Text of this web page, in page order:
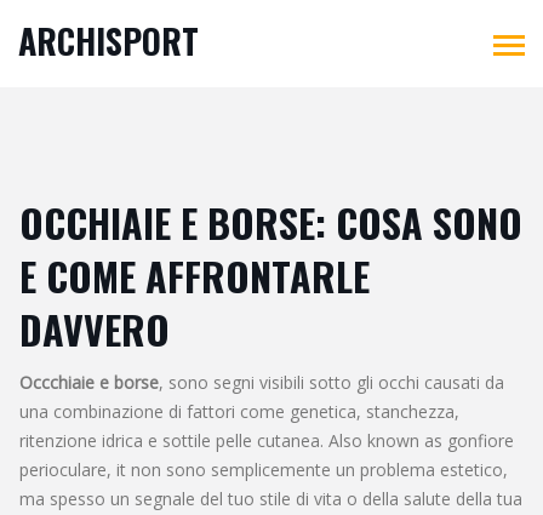
ARCHISPORT
OCCHIAIE E BORSE: COSA SONO
E COME AFFRONTARLE
DAVVERO
Occchiaie e borse, sono segni visibili sotto gli occhi causati da
una combinazione di fattori come genetica, stanchezza,
ritenzione idrica e sottile pelle cutanea. Also known as gonfiore
perioculare, it non sono semplicemente un problema estetico,
ma spesso un segnale del tuo stile di vita o della salute della tua